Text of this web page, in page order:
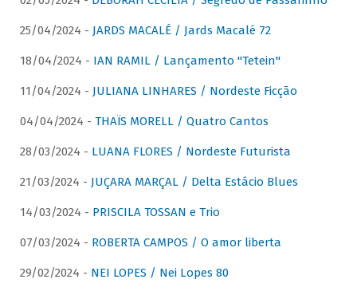
25/04/2024 - JARDS MACALÉ / Jards Macalé 72
18/04/2024 - IAN RAMIL / Lançamento "Tetein"
11/04/2024 - JULIANA LINHARES / Nordeste Ficção
04/04/2024 - THAÏS MORELL / Quatro Cantos
28/03/2024 - LUANA FLORES / Nordeste Futurista
21/03/2024 - JUÇARA MARÇAL / Delta Estácio Blues
14/03/2024 - PRISCILA TOSSAN e Trio
07/03/2024 - ROBERTA CAMPOS / O amor liberta
29/02/2024 - NEI LOPES / Nei Lopes 80